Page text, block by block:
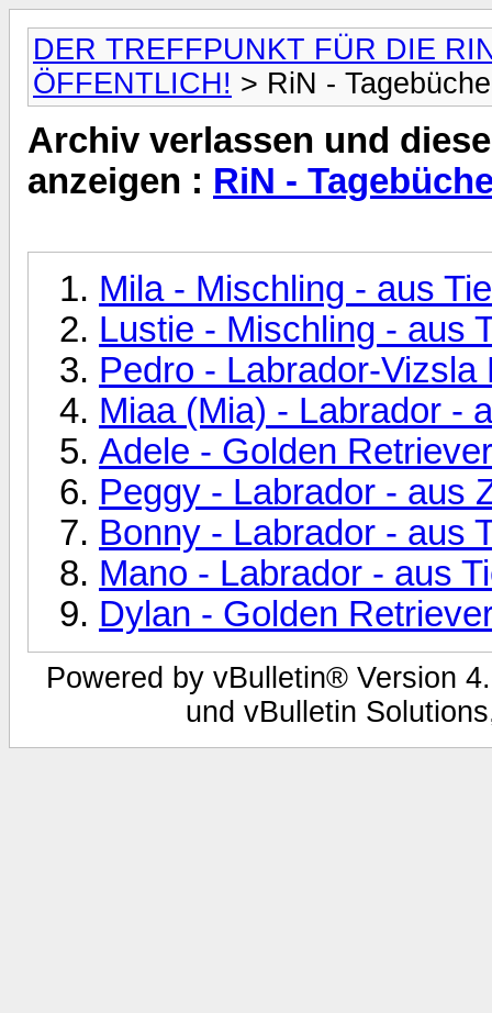
DER TREFFPUNKT FÜR DIE
ÖFFENTLICH! > RiN -
Archiv verlassen und
anzeigen : RiN -
Mila - Mischling - aus
Lustie - Mischling - aus
Pedro - Labrador-
Miaa (Mia) - Labrador -
Adele - Golden
Peggy - Labrador - aus
Bonny - Labrador - aus
Mano - Labrador - aus
Dylan - Golden
Powered by vBulletin® Version
und vBulletin